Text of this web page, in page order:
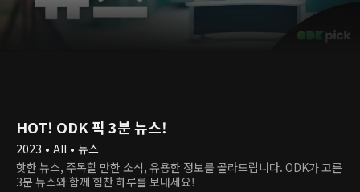
HOT! ODK 픽 3분 뉴스!
2023 • All • 뉴스
핫한 뉴스, 주목할 만한 소식, 유용한 정보를 골라드립니다. ODK가 고른
3분 뉴스와 함께 힘찬 하루를 보내세요!